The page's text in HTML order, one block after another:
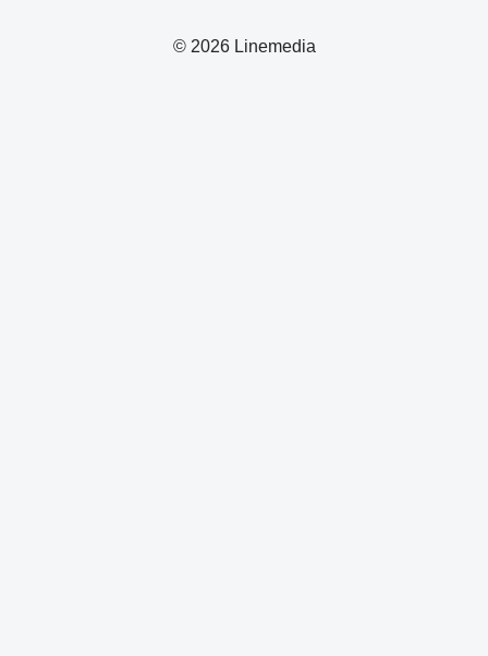
© 2026 Linemedia